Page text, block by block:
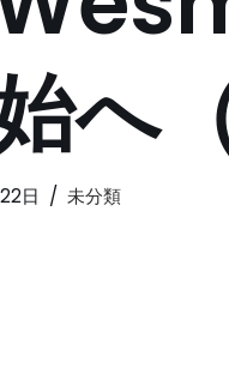
へ
日 未分類